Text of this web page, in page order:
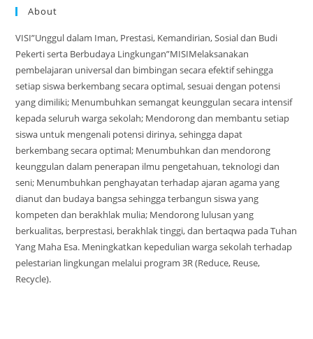
About
VISI”Unggul dalam Iman, Prestasi, Kemandirian, Sosial dan Budi
Pekerti serta Berbudaya Lingkungan”MISIMelaksanakan
pembelajaran universal dan bimbingan secara efektif sehingga
setiap siswa berkembang secara optimal, sesuai dengan potensi
yang dimiliki; Menumbuhkan semangat keunggulan secara intensif
kepada seluruh warga sekolah; Mendorong dan membantu setiap
siswa untuk mengenali potensi dirinya, sehingga dapat
berkembang secara optimal; Menumbuhkan dan mendorong
keunggulan dalam penerapan ilmu pengetahuan, teknologi dan
seni; Menumbuhkan penghayatan terhadap ajaran agama yang
dianut dan budaya bangsa sehingga terbangun siswa yang
kompeten dan berakhlak mulia; Mendorong lulusan yang
berkualitas, berprestasi, berakhlak tinggi, dan bertaqwa pada Tuhan
Yang Maha Esa. Meningkatkan kepedulian warga sekolah terhadap
pelestarian lingkungan melalui program 3R (Reduce, Reuse,
Recycle).